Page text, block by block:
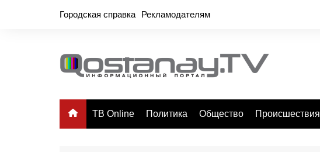
Городская справка Рекламодателям
ТВ Online Политика Общество Происшествия